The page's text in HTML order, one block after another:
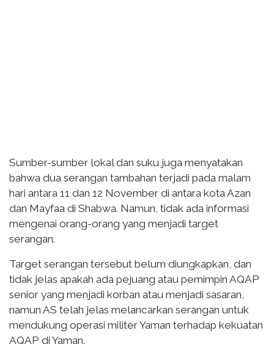
Sumber-sumber lokal dan suku juga menyatakan
bahwa dua serangan tambahan terjadi pada malam
hari antara 11 dan 12 November di antara kota Azan
dan Mayfaa di Shabwa. Namun, tidak ada informasi
mengenai orang-orang yang menjadi target
serangan.
Target serangan tersebut belum diungkapkan, dan
tidak jelas apakah ada pejuang atau pemimpin AQAP
senior yang menjadi korban atau menjadi sasaran,
namun AS telah jelas melancarkan serangan untuk
mendukung operasi militer Yaman terhadap kekuatan
AQAP di Yaman.